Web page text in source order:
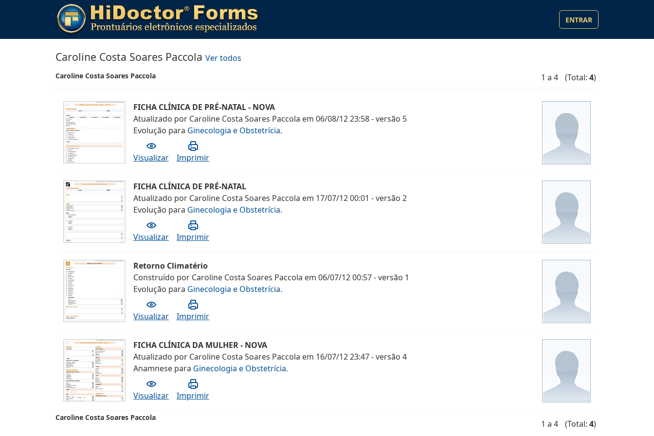
ENTRAR
Caroline Costa Soares Paccola Ver todos
Caroline Costa Soares Paccola 1 a 4 (Total: 4)
FICHA CLÍNICA DE PRÉ-NATAL - NOVA
Atualizado por Caroline Costa Soares Paccola em 06/08/12 23:58- versão 5
Evolução para Ginecologia e Obstetrícia.
Visualizar Imprimir
FICHA CLÍNICA DE PRÉ-NATAL
Atualizado por Caroline Costa Soares Paccola em 17/07/12 00:01 - versão 2
Evolução para Ginecologia e Obstetrícia.
Visualizar Imprimir
Retorno Climatério
Construído por Caroline Costa Soares Paccola em 06/07/12 00:57- versão 1
Evolução para Ginecologia e Obstetrícia.
Visualizar Imprimir
FICHA CLÍNICA DA MULHER - NOVA
Atualizado por Caroline Costa Soares Paccola em 16/07/12 23:47- versão 4
Anamnese para Ginecologia e Obstetrícia.
Visualizar Imprimir
Caroline Costa Soares Paccola
1 a 4 (Total: 4)